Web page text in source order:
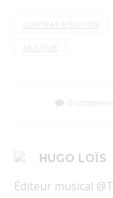
CONTRAT D'ÉDITION
0
HUGO LOÏS
Éditeur musical